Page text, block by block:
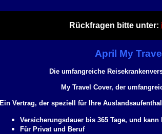
Rückfragen bitte unter:
April My
Die umfangreiche
My Travel Cover, der
Ein Vertrag, der speziell für Ihre
Versicherungsdauer bis 365 Tage, und
Für Privat und Beruf